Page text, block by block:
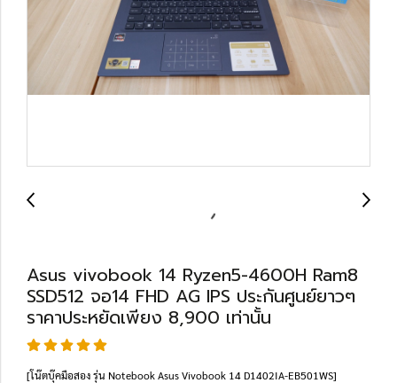
Asus vivobook 14 Ryzen5-4600H Ram8
SSD512 จอ14 FHD AG IPS ประกันศูนย์ยาวๆ
ราคาประหยัดเพียง 8,900 เท่านั้น
[โน๊ตบุ๊คมือสอง รุ่น Notebook Asus Vivobook 14 D1402IA-EB501WS]